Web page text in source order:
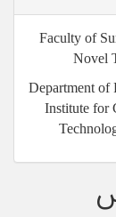
Faculty of
Novel
Department of
Institute for